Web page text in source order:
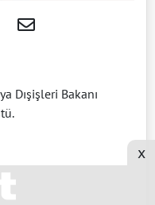
Dışişleri Bakanı
x